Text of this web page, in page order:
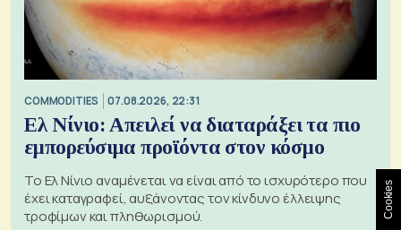
COMMODITIES 07.08.2026, 22:31
Ελ Νίνιο: Απειλεί να διαταράξει τα πιο
εμπορεύσιμα προϊόντα στον κόσμο
Το Ελ Νίνιο αναμένεται να είναι από το ισχυρότερο που
έχει καταγραφεί, αυξάνοντας τον κίνδυνο έλλειψης
τροφίμων και πληθωρισμού.
Cookies